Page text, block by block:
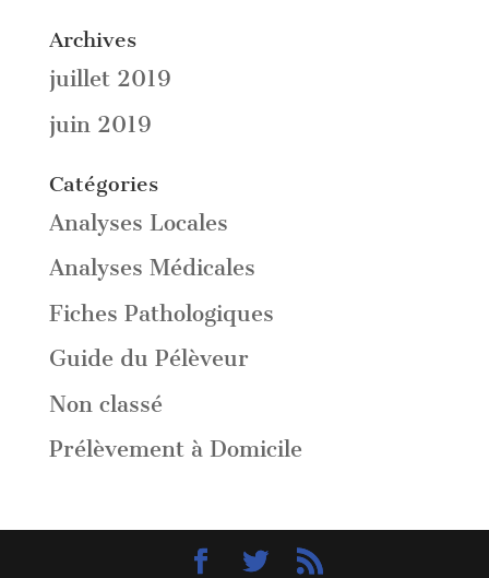
Archives
juillet 2019
juin 2019
Catégories
Analyses Locales
Analyses Médicales
Fiches Pathologiques
Guide du Pélèveur
Non classé
Prélèvement à Domicile